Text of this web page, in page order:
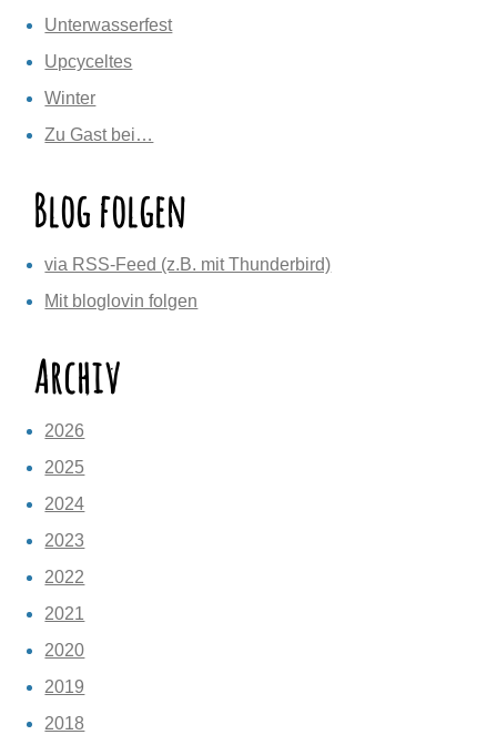
Unterwasserfest
Upcyceltes
Winter
Zu Gast bei…
Blog folgen
via RSS-Feed (z.B. mit Thunderbird)
Mit bloglovin folgen
Archiv
2026
2025
2024
2023
2022
2021
2020
2019
2018